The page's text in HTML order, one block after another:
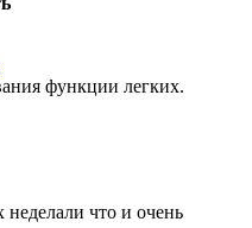
функции легких.
что и очень